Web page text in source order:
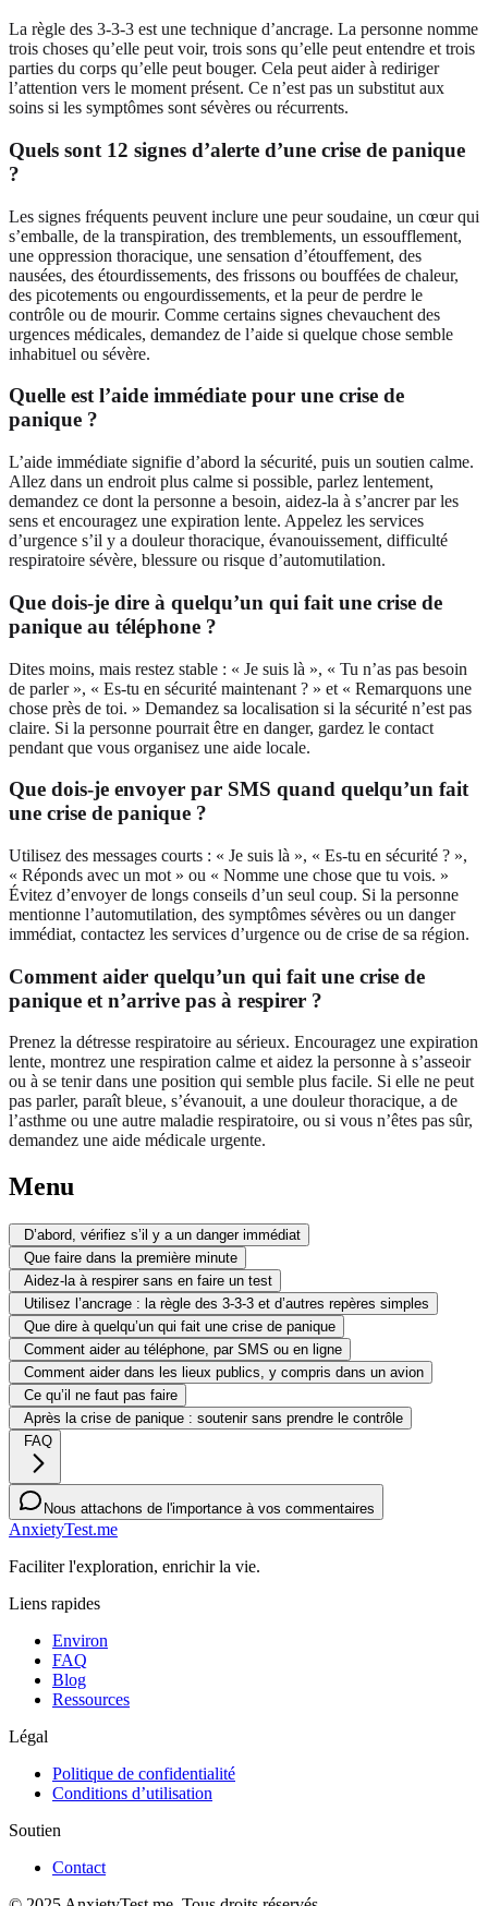
La règle des 3-3-3 est une technique d’ancrage. La personne nomme
trois choses qu’elle peut voir, trois sons qu’elle peut entendre et trois
parties du corps qu’elle peut bouger. Cela peut aider à rediriger
l’attention vers le moment présent. Ce n’est pas un substitut aux
soins si les symptômes sont sévères ou récurrents.
Quels sont 12 signes d’alerte d’une crise de panique
?
Les signes fréquents peuvent inclure une peur soudaine, un cœur qui
s’emballe, de la transpiration, des tremblements, un essoufflement,
une oppression thoracique, une sensation d’étouffement, des
nausées, des étourdissements, des frissons ou bouffées de chaleur,
des picotements ou engourdissements, et la peur de perdre le
contrôle ou de mourir. Comme certains signes chevauchent des
urgences médicales, demandez de l’aide si quelque chose semble
inhabituel ou sévère.
Quelle est l’aide immédiate pour une crise de
panique ?
L’aide immédiate signifie d’abord la sécurité, puis un soutien calme.
Allez dans un endroit plus calme si possible, parlez lentement,
demandez ce dont la personne a besoin, aidez-la à s’ancrer par les
sens et encouragez une expiration lente. Appelez les services
d’urgence s’il y a douleur thoracique, évanouissement, difficulté
respiratoire sévère, blessure ou risque d’automutilation.
Que dois-je dire à quelqu’un qui fait une crise de
panique au téléphone ?
Dites moins, mais restez stable : « Je suis là », « Tu n’as pas besoin
de parler », « Es-tu en sécurité maintenant ? » et « Remarquons une
chose près de toi. » Demandez sa localisation si la sécurité n’est pas
claire. Si la personne pourrait être en danger, gardez le contact
pendant que vous organisez une aide locale.
Que dois-je envoyer par SMS quand quelqu’un fait
une crise de panique ?
Utilisez des messages courts : « Je suis là », « Es-tu en sécurité ? »,
« Réponds avec un mot » ou « Nomme une chose que tu vois. »
Évitez d’envoyer de longs conseils d’un seul coup. Si la personne
mentionne l’automutilation, des symptômes sévères ou un danger
immédiat, contactez les services d’urgence ou de crise de sa région.
Comment aider quelqu’un qui fait une crise de
panique et n’arrive pas à respirer ?
Prenez la détresse respiratoire au sérieux. Encouragez une expiration
lente, montrez une respiration calme et aidez la personne à s’asseoir
ou à se tenir dans une position qui semble plus facile. Si elle ne peut
pas parler, paraît bleue, s’évanouit, a une douleur thoracique, a de
l’asthme ou une autre maladie respiratoire, ou si vous n’êtes pas sûr,
demandez une aide médicale urgente.
Menu
D’abord, vérifiez s’il y a un danger immédiat
Que faire dans la première minute
Aidez-la à respirer sans en faire un test
Utilisez l’ancrage : la règle des 3-3-3 et d’autres repères simples
Que dire à quelqu’un qui fait une crise de panique
Comment aider au téléphone, par SMS ou en ligne
Comment aider dans les lieux publics, y compris dans un avion
Ce qu’il ne faut pas faire
Après la crise de panique : soutenir sans prendre le contrôle
FAQ
Nous attachons de l'importance à vos commentaires
AnxietyTest.me
Faciliter l'exploration, enrichir la vie.
Liens rapides
Environ
FAQ
Blog
Ressources
Légal
Politique de confidentialité
Conditions d’utilisation
Soutien
Contact